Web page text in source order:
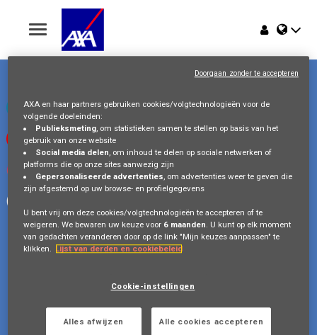
Toggle
navigation
Jobs
Waarom AXA Belgium
Events
Bezoek ons op LinkedIn
Bekijk onze videos op Youtube
Volg ons op Instagram
AXA en haar partners gebruiken cookies/volgtechnologieën voor de
volgende doeleinden:
Publieksmeting, om statistieken samen te stellen op basis van het
gebruik van onze website
Social media delen, om inhoud te delen op sociale netwerken of
platforms die op onze sites aanwezig zijn
Gepersonaliseerde advertenties, om advertenties weer te geven die
zijn afgestemd op uw browse- en profielgegevens
U bent vrij om deze cookies/volgtechnologieën te accepteren of te
weigeren. We bewaren uw keuze voor 6 maanden. U kunt op elk moment
van gedachten veranderen door op de link "Mijn keuzes aanpassen" te
klikken. Lijst van derden en cookiebeleid
Cookie-instellingen
Alles afwijzen Alle cookies accepteren
Doorgaan zonder te accepteren